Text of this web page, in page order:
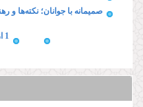
صمیمانه با جوانان؛ نکته‌ها و
1 از 3